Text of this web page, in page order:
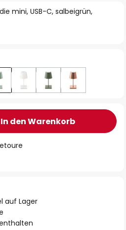
mini, USB-C, salbeigrün,
In den Warenkorb
auf Lager